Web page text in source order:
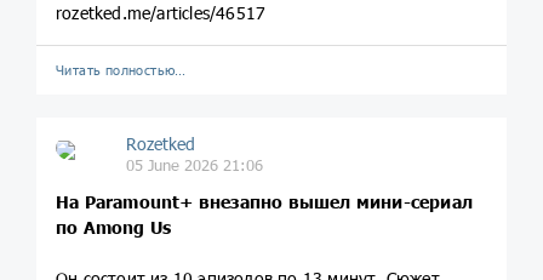
rozetked.me/articles/46517
Читать полностью…
Rozetked
05 June 2026 21:06
На Paramount+ внезапно вышел мини-сериал
по Among Us